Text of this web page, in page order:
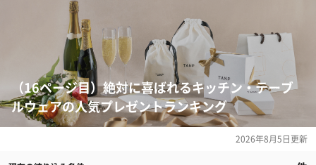
（16ページ目）絶対に喜ばれるキッチン・テーブ
ルウェアの人気プレゼントランキング
2026年8月5日更新